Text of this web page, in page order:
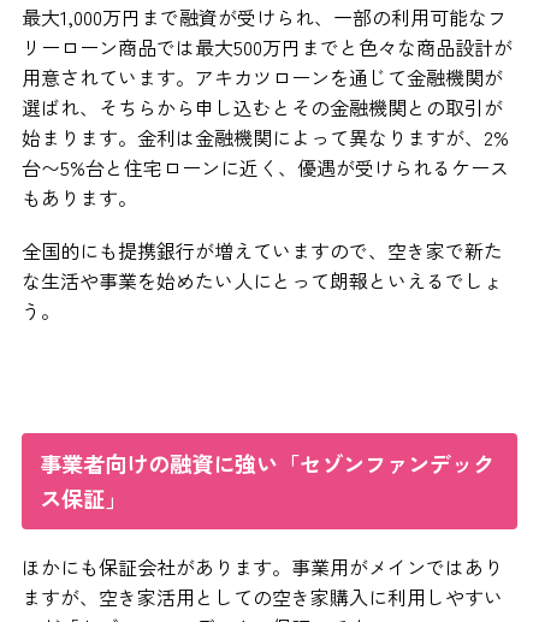
最大1,000万円まで融資が受けられ、一部の利用可能なフ
リーローン商品では最大500万円までと色々な商品設計が
用意されています。アキカツローンを通じて金融機関が
選ばれ、そちらから申し込むとその金融機関との取引が
始まります。金利は金融機関によって異なりますが、2%
台〜5%台と住宅ローンに近く、優遇が受けられるケース
もあります。
全国的にも提携銀行が増えていますので、空き家で新た
な生活や事業を始めたい人にとって朗報といえるでしょ
う。
事業者向けの融資に強い「セゾンファンデック
ス保証」
ほかにも保証会社があります。事業用がメインではあり
ますが、空き家活用としての空き家購入に利用しやすい